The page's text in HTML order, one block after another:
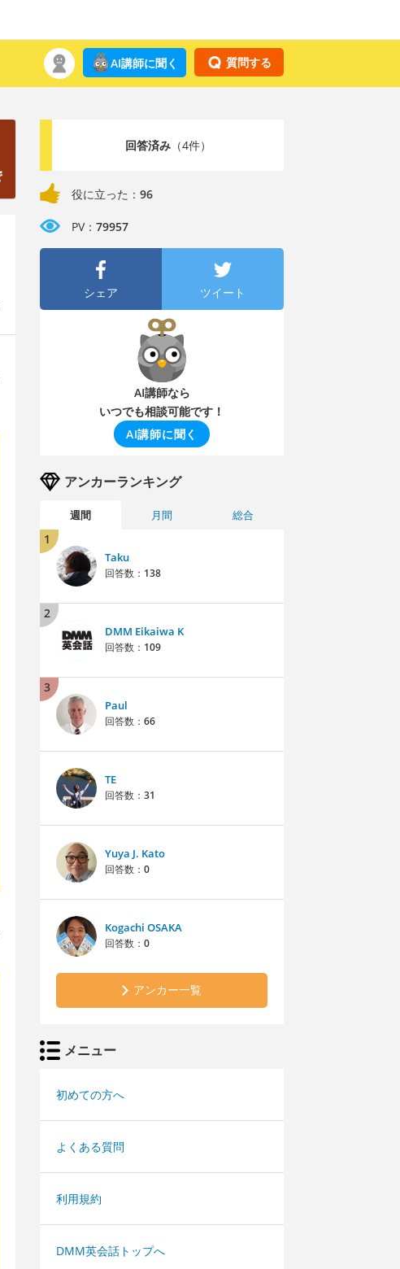
質問する
AI講師に聞く
回答済み（4件）
役に立った： 96
PV： 79957
シェア ツイート
AI講師なら
いつでも相談可能です！
AI講師に聞く
アンカーランキング
週間 月間 総合
1
Taku
回答数： 138
2
DMM Eikaiwa K
回答数： 109
3
Paul
回答数： 66
TE
回答数： 31
Yuya J. Kato
回答数： 0
Kogachi OSAKA
回答数： 0
アンカー一覧
メニュー
初めての方へ
よくある質問
利用規約
DMM英会話トップへ